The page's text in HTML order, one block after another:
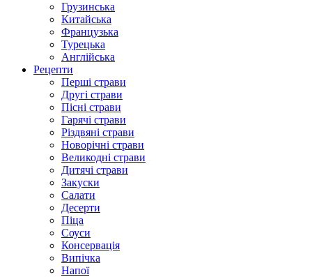
Грузинська
Китайська
Французька
Турецька
Англійська
Рецепти
Перші страви
Другі страви
Пісні страви
Гарячі страви
Різдвяні страви
Новорічні страви
Великодні страви
Дитячі страви
Закуски
Салати
Десерти
Піца
Соуси
Консервація
Випічка
Напої